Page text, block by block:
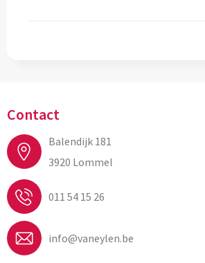
Contact
Balendijk 181
3920 Lommel
011 54 15 26
info@vaneylen.be